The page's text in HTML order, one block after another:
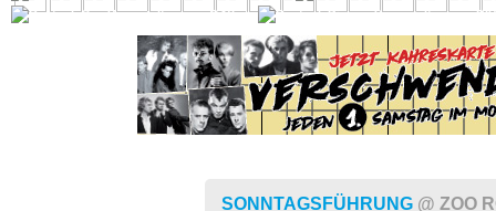
GAY
SONNTAGSFÜHRUNG @ ZOO